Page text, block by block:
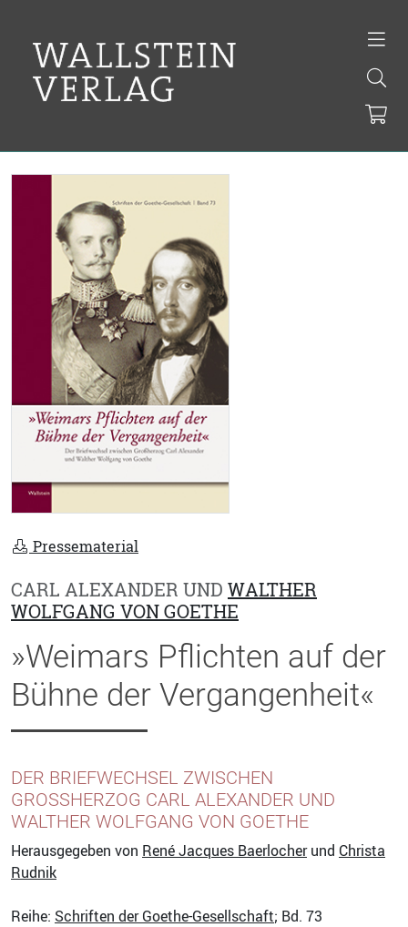
Pressematerial
CARL ALEXANDER UND WALTHER
WOLFGANG VON GOETHE
»Weimars Pflichten auf der
Bühne der Vergangenheit«
DER BRIEFWECHSEL ZWISCHEN
GROSSHERZOG CARL ALEXANDER UND W
ALTHER WOLFGANG VON GOETHE
Herausgegeben von René Jacques Baerlocherund Christa
Rudnik
Reihe: Schriften der Goethe-Gesellschaft; Bd. 73